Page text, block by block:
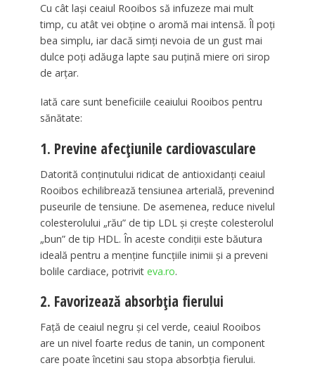
Cu cât lași ceaiul Rooibos să infuzeze mai mult
timp, cu atât vei obține o aromă mai intensă. Îl poți
bea simplu, iar dacă simți nevoia de un gust mai
dulce poți adăuga lapte sau puțină miere ori sirop
de arțar.
Iată care sunt beneficiile ceaiului Rooibos pentru
sănătate:
1. Previne afecțiunile cardiovasculare
Datorită conținutului ridicat de antioxidanți ceaiul
Rooibos echilibrează tensiunea arterială, prevenind
puseurile de tensiune. De asemenea, reduce nivelul
colesterolului „rău” de tip LDL și crește colesterolul
„bun” de tip HDL. În aceste condiții este băutura
ideală pentru a menține funcțiile inimii și a preveni
bolile cardiace, potrivit eva.ro.
2. Favorizează absorbția fierului
Față de ceaiul negru și cel verde, ceaiul Rooibos
are un nivel foarte redus de tanin, un component
care poate încetini sau stopa absorbția fierului.